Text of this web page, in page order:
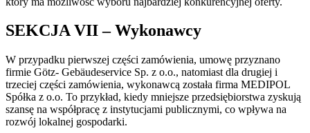
SEKCJA VII – Wykonawcy
W przypadku pierwszej części zamówienia, umowę przyznano
firmie Götz- Gebäudeservice Sp. z o.o., natomiast dla drugiej i
trzeciej części zamówienia, wykonawcą została firma MEDIPOL
Spółka z o.o. To przykład, kiedy mniejsze przedsiębiorstwa zyskują
szansę na współpracę z instytucjami publicznymi, co wpływa na
rozwój lokalnej gospodarki.